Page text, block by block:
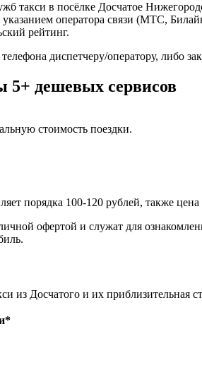
такси в посёлке Досчатое
оператора связи (МТС,
рейтинг.
диспетчеру/оператору, либо
5+ дешевых сервисов
стоимость поездки.
порядка 100-120 рублей, также
офертой и служат для
Досчатого и их приблизительная